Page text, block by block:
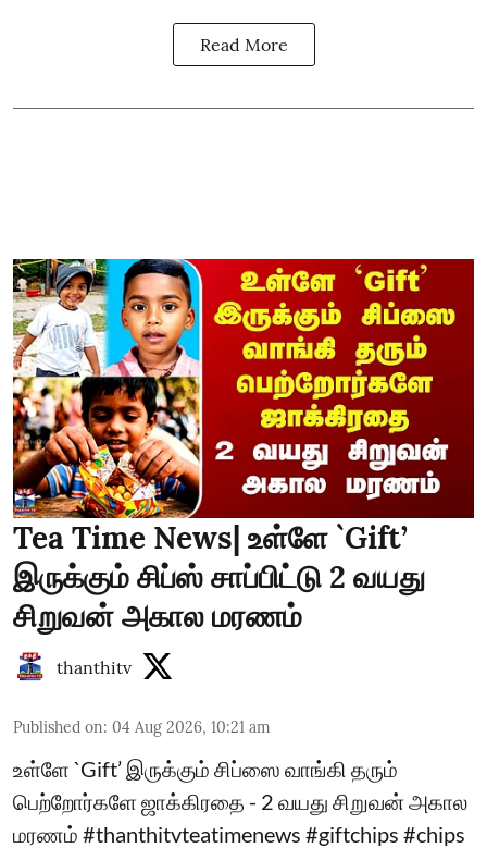
Read More
Tea Time News| உள்ளே `Gift’
இருக்கும் சிப்ஸ் சாப்பிட்டு 2 வயது
சிறுவன் அகால மரணம்
thanthitv
Published on: 04 Aug 2026, 10:21 am
உள்ளே `Gift’ இருக்கும் சிப்ஸை வாங்கி தரும்
பெற்றோர்களே ஜாக்கிரதை - 2 வயது சிறுவன் அகால
மரணம் #thanthitvteatimenews #giftchips #chips